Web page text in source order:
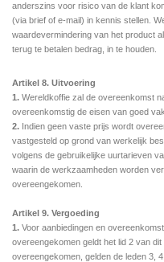
anderszins voor risico van de klant
(via brief of e-mail) in kennis stellen.
waardevermindering van het product
terug te betalen bedrag, in te houden.
Artikel 8. Uitvoering
1. Wereldkoffie zal de overeenkomst
overeenkomstig de eisen van goed
2. Indien geen vaste prijs wordt
vastgesteld op grond van werkelijk
volgens de gebruikelijke uurtarieven
waarin de werkzaamheden worden
overeengekomen.
Artikel 9. Vergoeding
1. Voor aanbiedingen en
overeengekomen geldt het lid 2 van
overeengekomen, gelden de leden 3,